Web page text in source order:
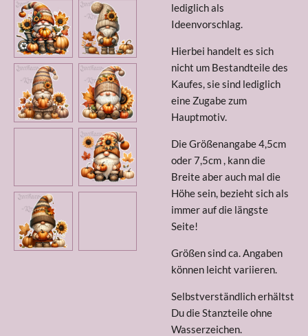
lediglich als
Ideenvorschlag.
Hierbei handelt es sich
nicht um Bestandteile des
Kaufes, sie sind lediglich
eine Zugabe zum
Hauptmotiv.
Die Größenangabe 4,5cm
oder 7,5cm , kann die
Breite aber auch mal die
Höhe sein, bezieht sich als
immer auf die längste
Seite!
Größen sind ca. Angaben
können leicht variieren.
Selbstverständlich erhältst
Du die Stanzteile ohne
Wasserzeichen.